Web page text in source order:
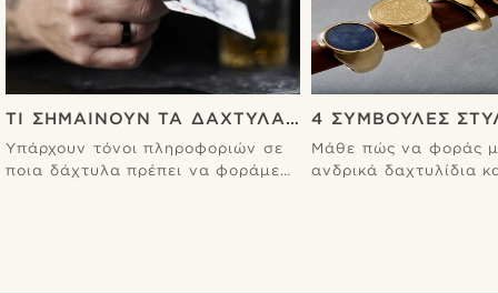
ΤΙ ΣΗΜΑΊΝΟΥΝ ΤΑ ΔΆΧΤΥΛΆ
ΣΟΥ
Υπάρχουν τόνοι πληροφοριών σε
ποια δάχτυλα πρέπει να φοράμε
4 ΣΥΜΒΟΥΛΈΣ
ΑΝΔΡΙΚΆ
Μάθε πώς να φοράς
ανδρικά δαχτυλίδια